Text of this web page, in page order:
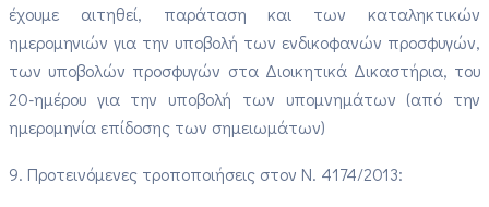
έχουμε αιτηθεί, παράταση και των καταληκτικών
ημερομηνιών για την υποβολή των ενδικοφανών προσφυγών,
των υποβολών προσφυγών στα Διοικητικά Δικαστήρια, του
20-ημέρου για την υποβολή των υπομνημάτων (από την
ημερομηνία επίδοσης των σημειωμάτων)
9. Προτεινόμενες τροποποιήσεις στον Ν. 4174/2013: